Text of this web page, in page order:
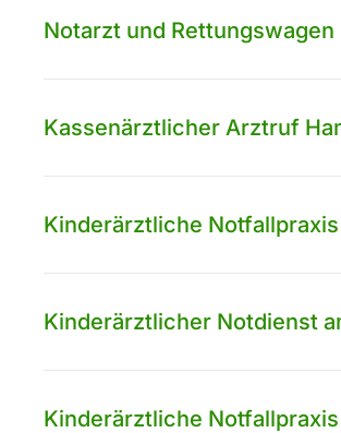
Notarzt und
Kassenärztlicher Arztruf
Kinderärztliche
Kinderärztlicher Notdienst
Kinderärztliche